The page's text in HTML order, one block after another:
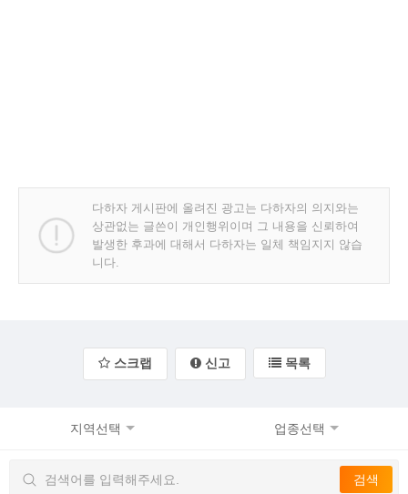
다하자 게시판에 올려진 광고는 다하자의 의지와는
상관없는 글쓴이 개인행위이며 그 내용을 신뢰하여
발생한 후과에 대해서 다하자는 일체 책임지지 않습
니다.
스크랩 신고 목록
지역선택 업종선택